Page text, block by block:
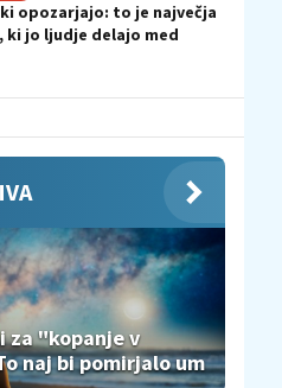
opozarjajo: to je največja
ki jo ljudje delajo med
za "kopanje v
naj bi pomirjalo um